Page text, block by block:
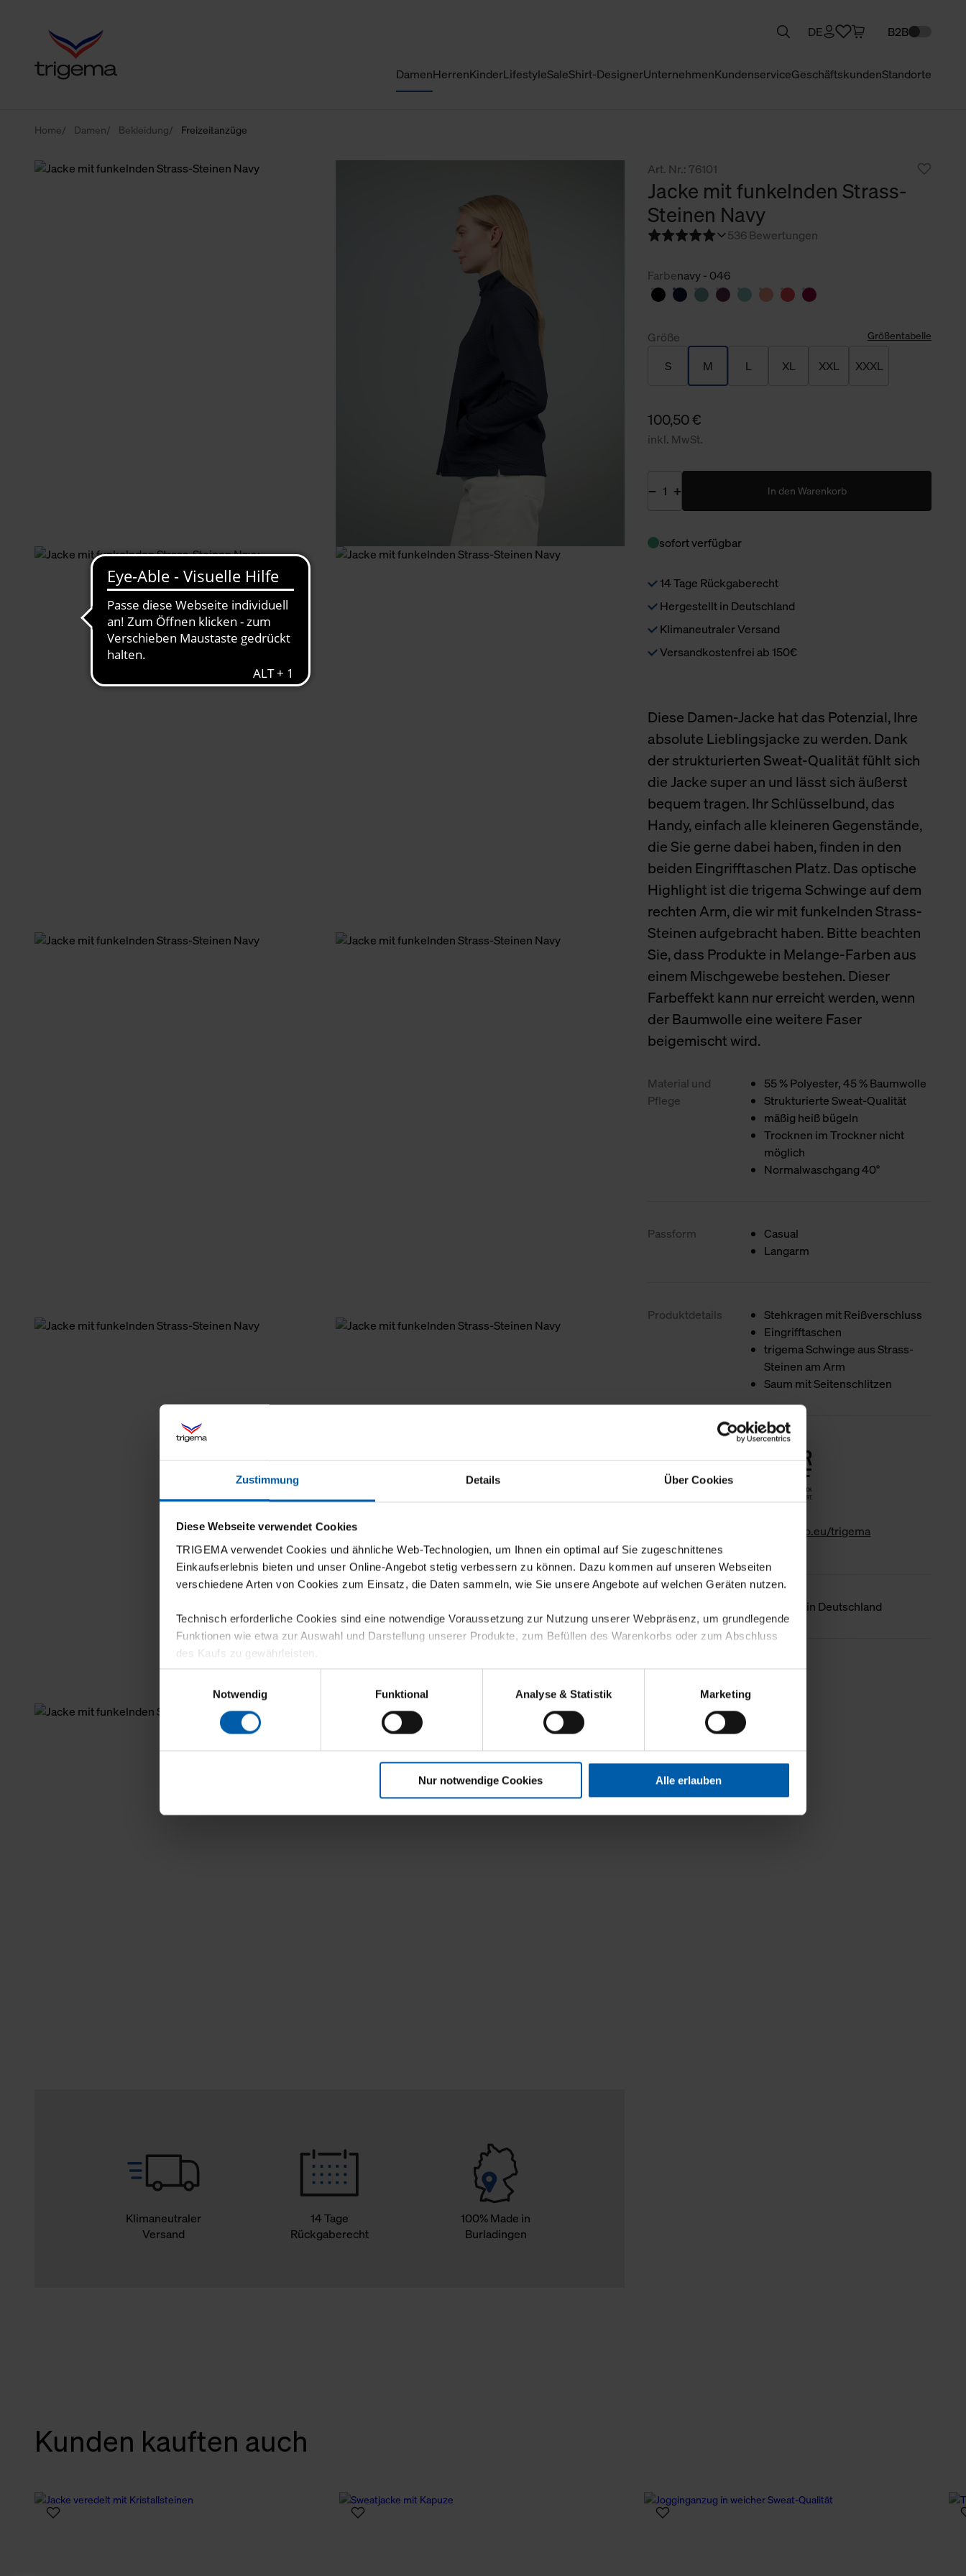
Zustimmung Details Über Cookies
Diese Webseite verwendet Cookies
TRIGEMA verwendet Cookies und ähnliche Web-Technologien, um Ihnen ein optimal auf Sie zugeschnittenes
Einkaufserlebnis bieten und unser Online-Angebot stetig verbessern zu können. Dazu kommen auf unseren Webseiten
verschiedene Arten von Cookies zum Einsatz, die Daten sammeln, wie Sie unsere Angebote auf welchen Geräten nutzen.
Technisch erforderliche Cookies sind eine notwendige Voraussetzung zur Nutzung unserer Webpräsenz, um grundlegende
Funktionen wie etwa zur Auswahl und Darstellung unserer Produkte, zum Befüllen des Warenkorbs oder zum Abschluss
des Kaufs zu gewährleisten.
Für die Darstellung personalisierter Angebote, Anzeigen und Inhalte aufgrund Ihres Nutzerverhaltens und Ihres Profils
sowie für Marketing-, Statistik- und Tracking-Zwecke zur Analyse und Optimierung unserer Webpräsenz speichern wir
personenbezogene Informationen. Diese übermitteln wir in anonymisierter Form an Dritte wie etwa unsere
Klicken Sie auf "Alle erlauben", damit wir alle Cookies und Web-Technologien für Ihr personalisiertes Einkaufserlebnis
verwenden dürfen. Über die jeweiligen Schaltflächen können Sie die Arten der Cookies selbst festlegen, die Sie erlauben
Notwendig
Funktional Analyse & Statistik Marketing
Nur notwendige Cookies Alle erlauben
DamenHerrenKinderLifestyleSaleShirt-DesignerUnternehmenKundenserviceGeschäftskundenStandorte
DE B2B
Home Damen Bekleidung Freizeitanzüge
Klimaneutraler
Versand
14 Tage
Rückgaberecht
100% Made in
Burladingen
Art. Nr.: 76101
Jacke mit funkelnden Strass-
Steinen Navy
536 Bewertungen
Farbenavy - 046
Größe Größentabelle
S M L XL XXL XXXL
100,50 €
inkl. MwSt.
In den Warenkorb
sofort verfügbar
14 Tage Rückgaberecht
Hergestellt in Deutschland
Klimaneutraler Versand
Versandkostenfrei ab 150€
Diese Damen-Jacke hat das Potenzial, Ihre
absolute Lieblingsjacke zu werden. Dank
der strukturierten Sweat-Qualität fühlt sich
die Jacke super an und lässt sich äußerst
bequem tragen. Ihr Schlüsselbund, das
Handy, einfach alle kleineren Gegenstände,
die Sie gerne dabei haben, finden in den
beiden Eingrifftaschen Platz. Das optische
Highlight ist die trigema Schwinge auf dem
rechten Arm, die wir mit funkelnden Strass-
Steinen aufgebracht haben. Bitte beachten
Sie, dass Produkte in Melange-Farben aus
einem Mischgewebe bestehen. Dieser
Farbeffekt kann nur erreicht werden, wenn
der Baumwolle eine weitere Faser
beigemischt wird.
Material und
Pflege
55 % Polyester, 45 % Baumwolle
Strukturierte Sweat-Qualität
mäßig heiß bügeln
Trocknen im Trockner nicht
möglich
Normalwaschgang 40°
Passform
Casual
Langarm
Produktdetails
Stehkragen mit Reißverschluss
Eingrifftaschen
trigema Schwinge aus Strass-
Steinen am Arm
Saum mit Seitenschlitzen
www.gk-info.eu/trigema
Hergestellt in Deutschland
Weniger Details
Kunden kauften auch